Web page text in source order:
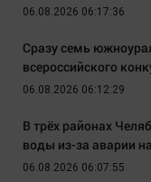
06.08.2026 06:17:36
Сразу семь
всероссийского
06.08.2026 06:12:29
В трёх районах
воды из-за аварии
06.08.2026 06:07:55